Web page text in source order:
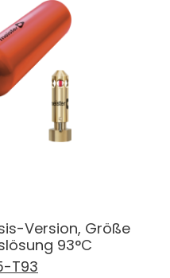
Version, Größe
93°C
T93